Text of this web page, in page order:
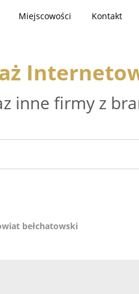
Miejscowości Kontakt
inne firmy z
bełchatowski